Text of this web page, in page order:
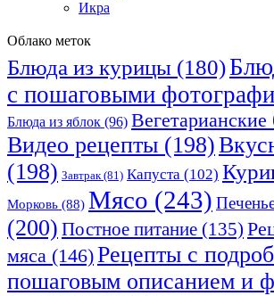
Икра
Облако меток
Блюда из курицы (180)
с пошаговыми
Блюда из яблок (96) Вегетарианские
Видео рецепты (198)
(198) Завтрак(81) Капуста (102)
Морковь (88) Мясо (243)
(200) Постное питание (135)
мяса (146)Рецепты с
пошаговым описанием и